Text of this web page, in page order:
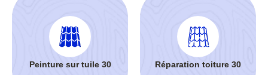
Peinture sur tuile 30 Réparation toiture 30